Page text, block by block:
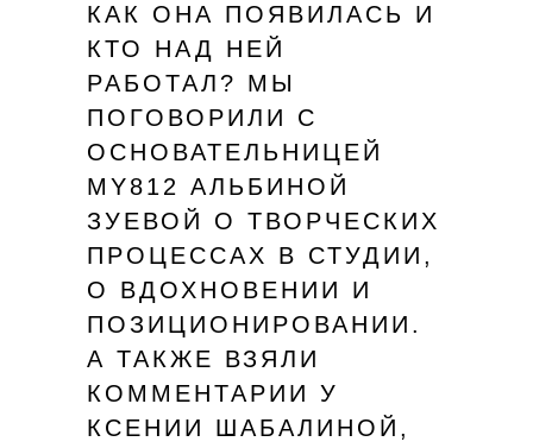
КАК ОНА ПОЯВИЛАСЬ И
КТО НАД НЕЙ
РАБОТАЛ? МЫ
ПОГОВОРИЛИ С
ОСНОВАТЕЛЬНИЦЕЙ
MY812 АЛЬБИНОЙ
ЗУЕВОЙ О ТВОРЧЕСКИХ
ПРОЦЕССАХ В СТУДИИ,
О ВДОХНОВЕНИИ И
ПОЗИЦИОНИРОВАНИИ.
А ТАКЖЕ ВЗЯЛИ
КОММЕНТАРИИ У
КСЕНИИ ШАБАЛИНОЙ,